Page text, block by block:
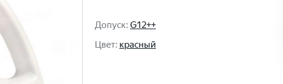
Допуск: G12++
Цвет: красный